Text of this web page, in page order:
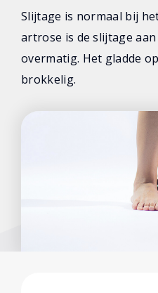
Slijtage is normaal bij
artrose is de slijtage
overmatig. Het gladde
brokkelig.